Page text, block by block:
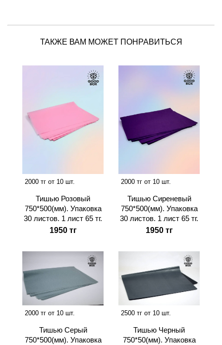
ТАКЖЕ ВАМ МОЖЕТ ПОНРАВИТЬСЯ
2000 тг от 10 шт.
Тишью Розовый
750*500(мм). Упаковка
30 листов. 1 лист 65 тг.
1950 тг
2000 тг от 10 шт.
Тишью Сиреневый
750*500(мм). Упаковка
30 листов. 1 лист 65 тг.
1950 тг
2000 тг от 10 шт.
Тишью Серый
750*500(мм). Упаковка
2500 тг от 10 шт.
Тишью Черный
750*50(мм). Упаковка